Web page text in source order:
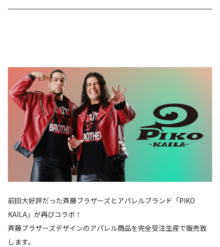
前回大好評だった斉藤ブラザーズとアパレルブランド「PIKO
KAILA」が再びコラボ！
斉藤ブラザーズデザインのアパレル商品を完全受注生産で販売致
します。